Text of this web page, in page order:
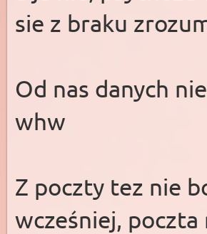
sie z braku
Od nas danych
whw
Z poczty tez nie
wcześniej, poczta